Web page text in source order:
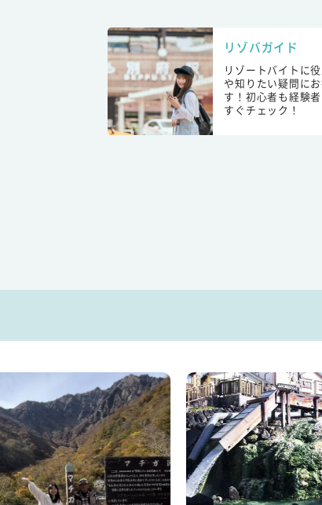
リゾバガイド
リゾートバイトに
や知りたい疑問に
す！初心者も経験
すぐチェック！